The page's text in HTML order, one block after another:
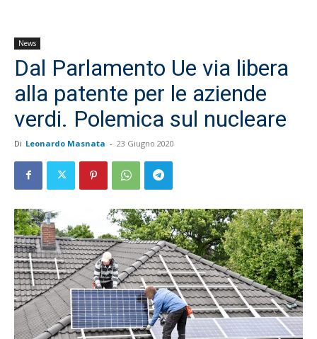
News
Dal Parlamento Ue via libera
alla patente per le aziende
verdi. Polemica sul nucleare
Di Leonardo Masnata - 23 Giugno 2020